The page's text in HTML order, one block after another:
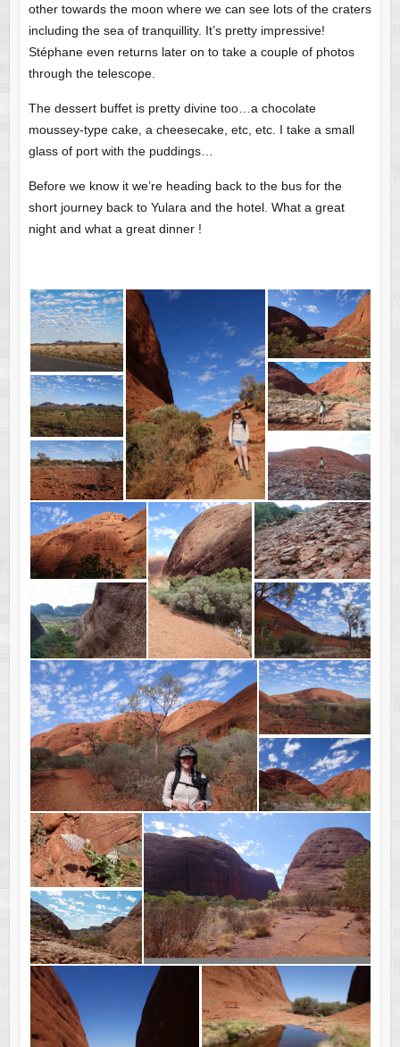
other towards the moon where we can see lots of the craters
including the sea of tranquillity. It’s pretty impressive!
Stéphane even returns later on to take a couple of photos
through the telescope.
The dessert buffet is pretty divine too…a chocolate
moussey-type cake, a cheesecake, etc, etc. I take a small
glass of port with the puddings…
Before we know it we’re heading back to the bus for the
short journey back to Yulara and the hotel. What a great
night and what a great dinner !